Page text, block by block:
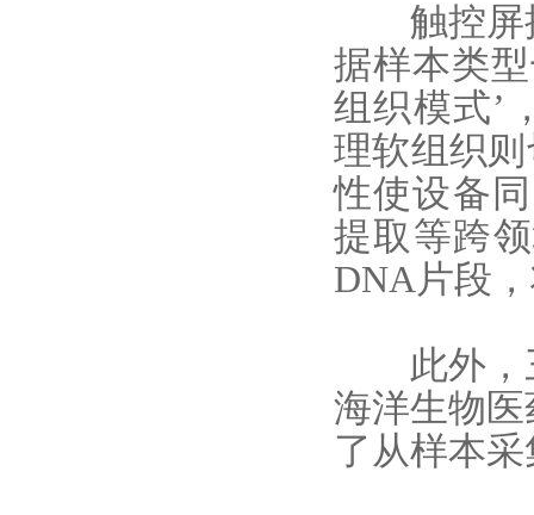
触控屏操
据样本类
组织模式’
理软组织
性使设备
提取等跨
DNA片段
此外，三
海洋生物
了从样本